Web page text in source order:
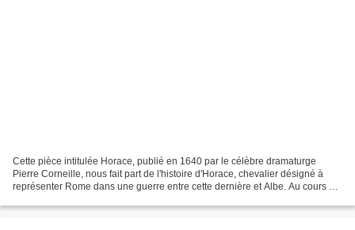
Cette pièce intitulée Horace, publié en 1640 par le célèbre dramaturge
Pierre Corneille, nous fait part de l'histoire d'Horace, chevalier désigné à
représenter Rome dans une guerre entre cette dernière et Albe. Au cours de